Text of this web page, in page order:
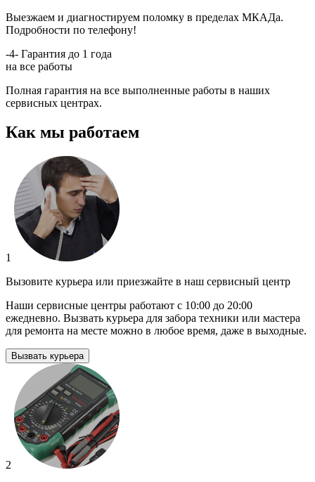
Выезжаем и диагностируем поломку в пределах МКАДа.
Подробности по телефону!
-4- Гарантия до 1 года
на все работы
Полная гарантия на все выполненные работы в наших
сервисных центрах.
Как мы работаем
1
Вызовите курьера или приезжайте в наш сервисный центр
Наши сервисные центры работают с 10:00 до 20:00
ежедневно. Вызвать курьера для забора техники или мастера
для ремонта на месте можно в любое время, даже в выходные.
Вызвать курьера
2